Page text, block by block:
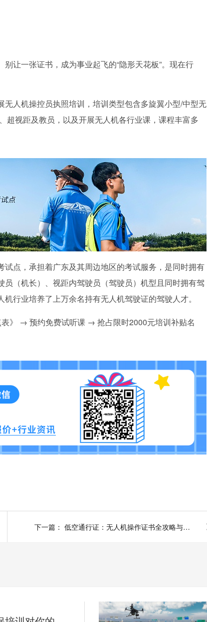
让一张证书，成为事业起飞的“隐形天花板”。现在行
人机操控员执照培训，培训类型包含多旋翼小型/中型无
超视距及教员，以及开展无人机各行业课，课程丰富多
点，承担着广东及其周边地区的考试服务，是同时拥有
（机长）、视距内驾驶员（驾驶员）机型且同时拥有驾
行业培养了上万余名持有无人机驾驶证的驾驶人才。
》 → 预约免费试听课 → 抢占限时2000元培训补贴名
下一篇： 低空通行证：无人机操作证书全攻略与职业跃迁指南